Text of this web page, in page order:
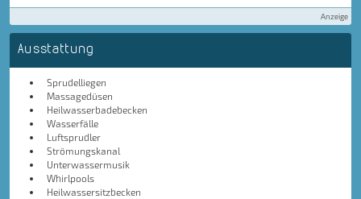
Anzeige
Ausstattung
Sprudelliegen
Massagedüsen
Heilwasserbadebecken
Wasserfälle
Luftsprudler
Strömungskanal
Unterwassermusik
Whirlpools
Heilwassersitzbecken